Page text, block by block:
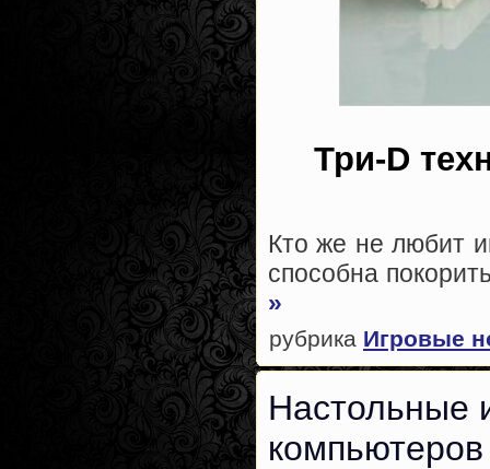
Три-D
Кто же не любит
способна
»
рубрика Игровые
Настольные
компьютеров